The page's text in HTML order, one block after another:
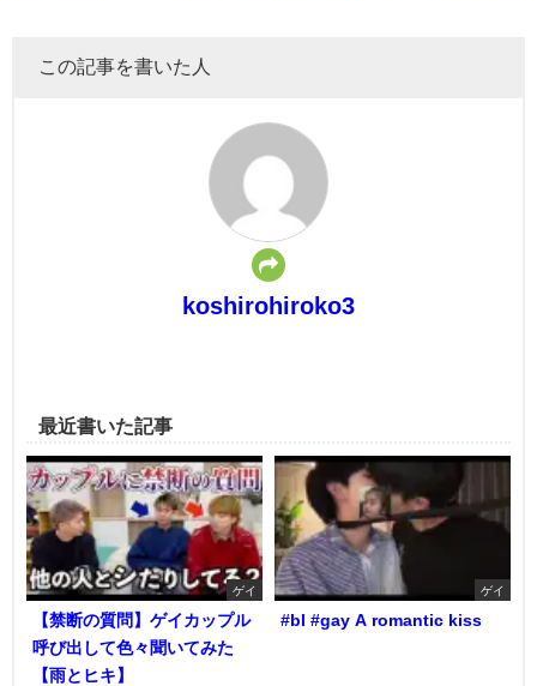
この記事を書いた人
koshirohiroko3
最近書いた記事
ゲイ
【禁断の質問】ゲイカップル
呼び出して色々聞いてみた
【雨とヒキ】
ゲイ
#bl #gay A romantic kiss